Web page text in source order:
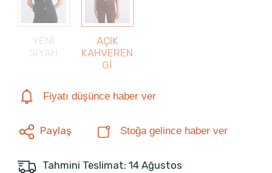
YENİ
SİYAH
AÇIK
KAHVEREN
Gİ
Fiyatı düşünce haber ver
Paylaş Stoğa gelince haber ver
Tahmini Teslimat: 14 Ağustos